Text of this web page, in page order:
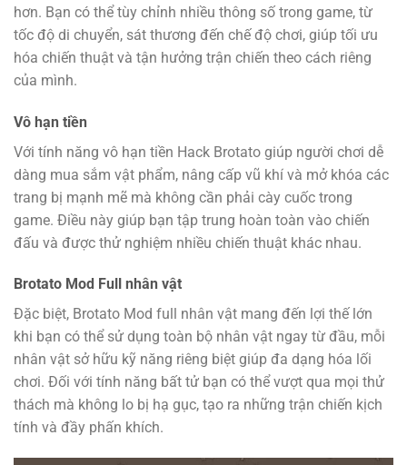
hơn. Bạn có thể tùy chỉnh nhiều thông số trong game, từ
tốc độ di chuyển, sát thương đến chế độ chơi, giúp tối ưu
hóa chiến thuật và tận hưởng trận chiến theo cách riêng
của mình.
Vô hạn tiền
Với tính năng vô hạn tiền Hack Brotato giúp người chơi dễ
dàng mua sắm vật phẩm, nâng cấp vũ khí và mở khóa các
trang bị mạnh mẽ mà không cần phải cày cuốc trong
game. Điều này giúp bạn tập trung hoàn toàn vào chiến
đấu và được thử nghiệm nhiều chiến thuật khác nhau.
Brotato Mod Full nhân vật
Đặc biệt, Brotato Mod full nhân vật mang đến lợi thế lớn
khi bạn có thể sử dụng toàn bộ nhân vật ngay từ đầu, mỗi
nhân vật sở hữu kỹ năng riêng biệt giúp đa dạng hóa lối
chơi. Đối với tính năng bất tử bạn có thể vượt qua mọi thử
thách mà không lo bị hạ gục, tạo ra những trận chiến kịch
tính và đầy phấn khích.